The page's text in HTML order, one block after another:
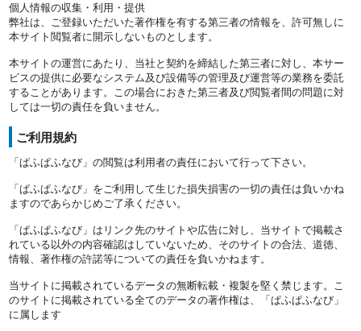
個人情報の収集・利用・提供
弊社は、ご登録いただいた著作権を有する第三者の情報を、許可無しに
本サイト閲覧者に開示しないものとします。
本サイトの運営にあたり、当社と契約を締結した第三者に対し、本サー
ビスの提供に必要なシステム及び設備等の管理及び運営等の業務を委託
することがあります。この場合におきた第三者及び閲覧者間の問題に対
しては一切の責任を負いません。
ご利用規約
「ぱふぱふなび」の閲覧は利用者の責任において行って下さい。
「ぱふぱふなび」をご利用して生じた損失損害の一切の責任は負いかね
ますのであらかじめご了承ください。
「ぱふぱふなび」はリンク先のサイトや広告に対し、当サイトで掲載さ
れている以外の内容確認はしていないため、そのサイトの合法、道徳、
情報、著作権の許諾等についての責任を負いかねます。
当サイトに掲載されているデータの無断転載・複製を堅く禁じます。こ
のサイトに掲載されている全てのデータの著作権は、「ぱふぱふなび」
に属します